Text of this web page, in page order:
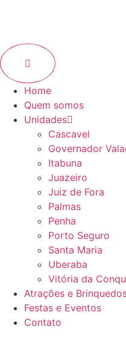
Home
Quem somos
Unidades
Cascavel
Governador
Itabuna
Juazeiro
Juiz de Fora
Palmas
Penha
Porto Seguro
Santa Maria
Uberaba
Vitória da
Atrações e
Festas e Eventos
Contato